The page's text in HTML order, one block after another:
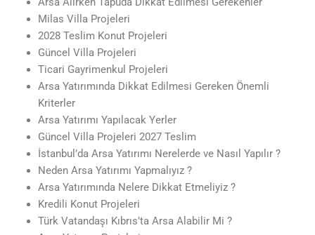
Milas Villa Projeleri
2028 Teslim Konut Projeleri
Güncel Villa Projeleri
Ticari Gayrimenkul Projeleri
Arsa Yatırımında Dikkat Edilmesi Gereken Önemli
Kriterler
Arsa Yatırımı Yapılacak Yerler
Güncel Villa Projeleri 2027 Teslim
İstanbul’da Arsa Yatırımı Nerelerde ve Nasıl Yapılır ?
Neden Arsa Yatırımı Yapmalıyız ?
Arsa Yatırımında Nelere Dikkat Etmeliyiz ?
Kredili Konut Projeleri
Türk Vatandaşı Kıbrıs’ta Arsa Alabilir Mi ?